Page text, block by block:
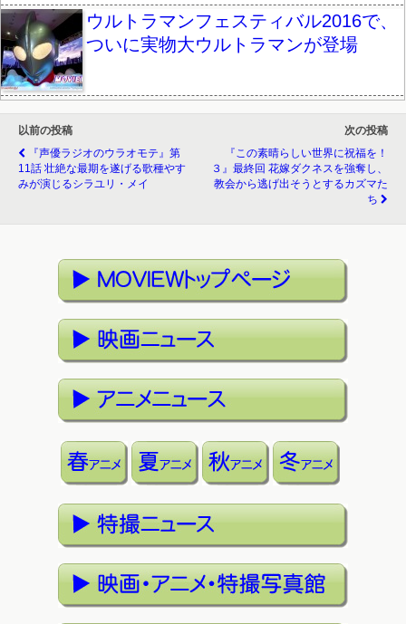
ウルトラマンフェスティバル2016で、
ついに実物大ウルトラマンが登場
以前の投稿
『声優ラジオのウラオモテ』第
11話 壮絶な最期を遂げる歌種やす
みが演じるシラユリ・メイ
次の投稿
『この素晴らしい世界に祝福を！
３』最終回 花嫁ダクネスを強奪し、
教会から逃げ出そうとするカズマた
ち